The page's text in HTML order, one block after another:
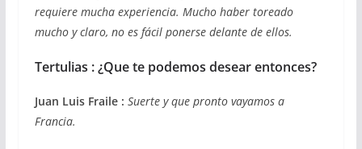
requiere mucha experiencia. Mucho haber toreado
mucho y claro, no es fácil ponerse delante de ellos.
Tertulias : ¿Que te podemos desear entonces?
Juan Luis Fraile : Suerte y que pronto vayamos a
Francia.